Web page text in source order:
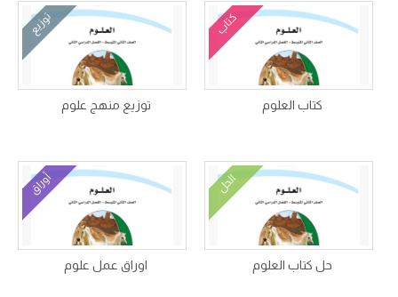
كتاب
كتاب العلوم
توزيع
توزيع منهج علوم
الحل
حل كتاب العلوم
أوراق
اوراق عمل علوم